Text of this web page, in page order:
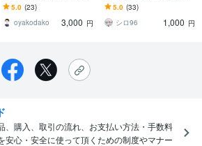
ます 難しい入力ナシ！選
んで作れる、AI美女プロ
ンプト職人ツール
5.0 (23)
oyakodako
3,000 円
ハイクオリティなAI画像
を格安で提供します！
5.0 (33)
シロ96
1,000 円
、購入、取引の流れ、お支払い方法・手数料
安心・安全に使って頂くための制度やマナー